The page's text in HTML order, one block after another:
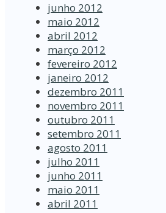
junho 2012
maio 2012
abril 2012
março 2012
fevereiro 2012
janeiro 2012
dezembro 2011
novembro 2011
outubro 2011
setembro 2011
agosto 2011
julho 2011
junho 2011
maio 2011
abril 2011